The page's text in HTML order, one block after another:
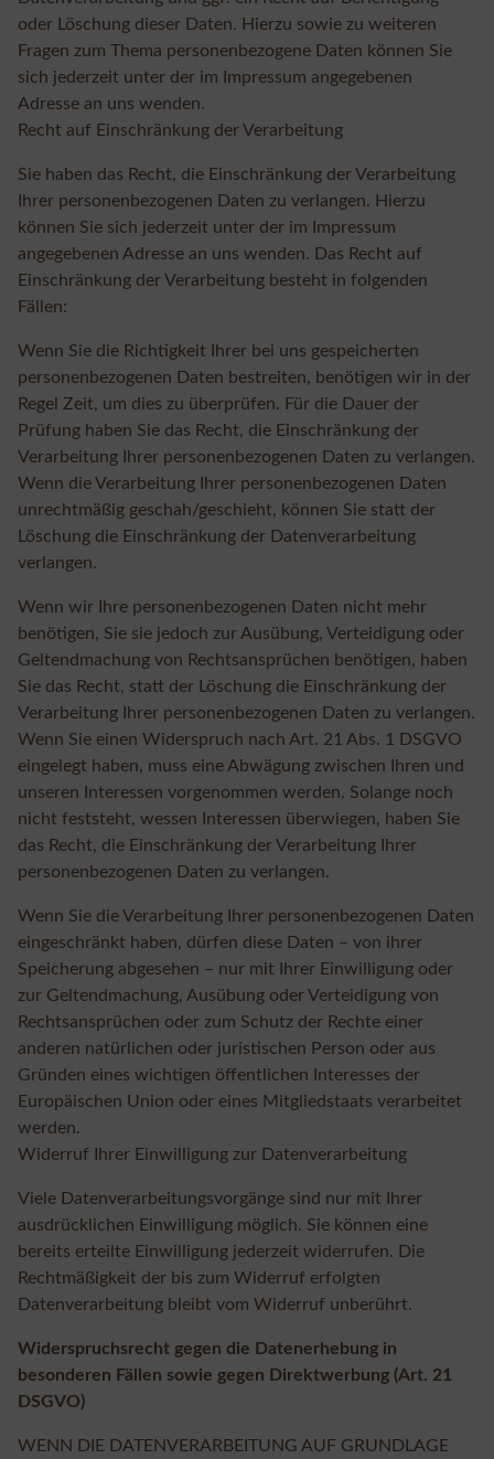
oder Löschung dieser Daten. Hierzu sowie zu weiteren
Fragen zum Thema personenbezogene Daten können Sie
sich jederzeit unter der im Impressum angegebenen
Adresse an uns wenden.
Recht auf Einschränkung der Verarbeitung
Sie haben das Recht, die Einschränkung der Verarbeitung
Ihrer personenbezogenen Daten zu verlangen. Hierzu
können Sie sich jederzeit unter der im Impressum
angegebenen Adresse an uns wenden. Das Recht auf
Einschränkung der Verarbeitung besteht in folgenden
Fällen:
Wenn Sie die Richtigkeit Ihrer bei uns gespeicherten
personenbezogenen Daten bestreiten, benötigen wir in der
Regel Zeit, um dies zu überprüfen. Für die Dauer der
Prüfung haben Sie das Recht, die Einschränkung der
Verarbeitung Ihrer personenbezogenen Daten zu verlangen.
Wenn die Verarbeitung Ihrer personenbezogenen Daten
unrechtmäßig geschah/geschieht, können Sie statt der
Löschung die Einschränkung der Datenverarbeitung
verlangen.
Wenn wir Ihre personenbezogenen Daten nicht mehr
benötigen, Sie sie jedoch zur Ausübung, Verteidigung oder
Geltendmachung von Rechtsansprüchen benötigen, haben
Sie das Recht, statt der Löschung die Einschränkung der
Verarbeitung Ihrer personenbezogenen Daten zu verlangen.
Wenn Sie einen Widerspruch nach Art. 21 Abs. 1 DSGVO
eingelegt haben, muss eine Abwägung zwischen Ihren und
unseren Interessen vorgenommen werden. Solange noch
nicht feststeht, wessen Interessen überwiegen, haben Sie
das Recht, die Einschränkung der Verarbeitung Ihrer
personenbezogenen Daten zu verlangen.
Wenn Sie die Verarbeitung Ihrer personenbezogenen Daten
eingeschränkt haben, dürfen diese Daten – von ihrer
Speicherung abgesehen – nur mit Ihrer Einwilligung oder
zur Geltendmachung, Ausübung oder Verteidigung von
Rechtsansprüchen oder zum Schutz der Rechte einer
anderen natürlichen oder juristischen Person oder aus
Gründen eines wichtigen öffentlichen Interesses der
Europäischen Union oder eines Mitgliedstaats verarbeitet
werden.
Widerruf Ihrer Einwilligung zur Datenverarbeitung
Viele Datenverarbeitungsvorgänge sind nur mit Ihrer
ausdrücklichen Einwilligung möglich. Sie können eine
bereits erteilte Einwilligung jederzeit widerrufen. Die
Rechtmäßigkeit der bis zum Widerruf erfolgten
Datenverarbeitung bleibt vom Widerruf unberührt.
Widerspruchsrecht gegen die Datenerhebung in
besonderen Fällen sowie gegen Direktwerbung (Art. 21
DSGVO)
WENN DIE DATENVERARBEITUNG AUF GRUNDLAGE